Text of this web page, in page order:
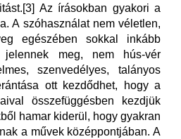
Az írásokban gyakori a
A szóhasználat nem véletlen,
egészében sokkal inkább
jelennek meg, nem hús-vér
szenvedélyes, talányos
ott kezdődhet, hogy a
összefüggésben kezdjük
hamar kiderül, hogy gyakran
a művek középpontjában. A